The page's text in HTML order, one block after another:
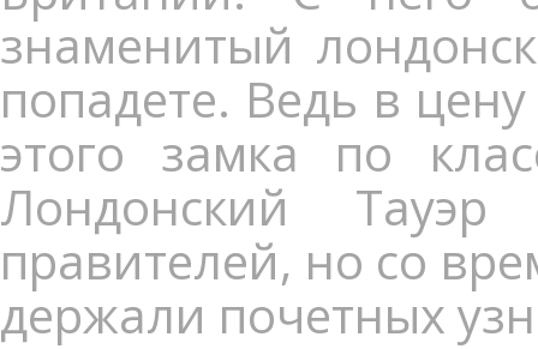
знаменитый
попадете. Ведь в
этого замка по
Лондонский Тауэр
правителей, но со
держали почетных